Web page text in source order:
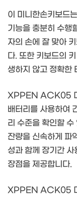
이 미니한손키보드
기능을 충분히 수행
자의 손에 잘 맞아
다. 또한 키보드의
생하지 않고 정확한
XPPEN ACK05 미
배터리를 사용하여
리 수준을 확인할
잔량을 신속하게 파
성과 함께 장기간
장점을 제공합니다.
XPPEN ACK05